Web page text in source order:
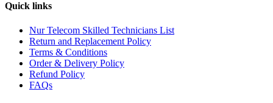
Quick links
Nur Telecom Skilled Technicians List
Return and Replacement Policy
Terms & Conditions
Order & Delivery Policy
Refund Policy
FAQs